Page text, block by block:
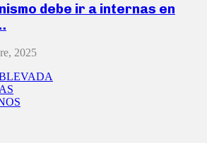
debe ir a internas en
2025